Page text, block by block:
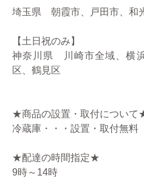
埼玉県 朝霞市、戸田市、和
【土日祝のみ】
神奈川県 川崎市全域、横
区、鶴見区
★商品の設置・取付について
冷蔵庫・・・設置・取付無料
★配達の時間指定★
9時～14時